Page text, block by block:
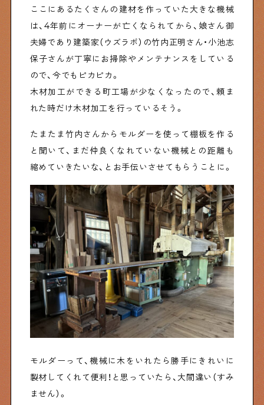
ここにあるたくさんの建材を作っていた大きな機械
は、4年前にオーナーが亡くなられてから、娘さん御
夫婦であり建築家（ウズラボ）の竹内正明さん・小池志
保子さんが丁寧にお掃除やメンテナンスをしている
ので、今でもピカピカ。
木材加工ができる町工場が少なくなったので、頼ま
れた時だけ木材加工を行っているそう。
たまたま竹内さんからモルダーを使って棚板を作る
と聞いて、まだ仲良くなれていない機械との距離も
縮めていきたいな、とお手伝いさせてもらうことに。
モルダーって、機械に木をいれたら勝手にきれいに
製材してくれて便利！と思っていたら、大間違い（すみ
ません）。